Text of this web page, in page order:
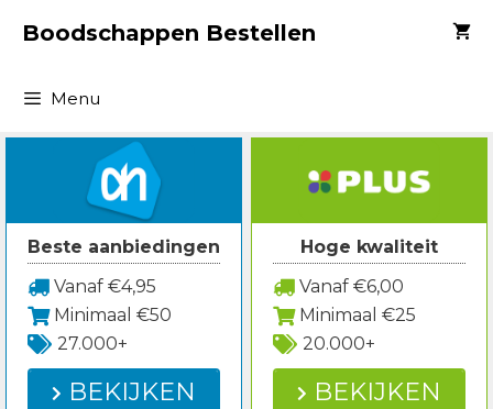
naarBoodschappen Bestellen
Menu
Beste aanbiedingen
Vanaf €4,95
Minimaal €50
27.000+
BEKIJKEN
Hoge kwaliteit
Vanaf €6,00
Minimaal €25
20.000+
BEKIJKEN